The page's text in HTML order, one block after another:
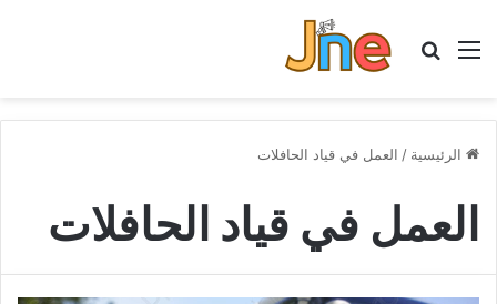
القائمة بحث عن
الرئيسية / العمل في قياد الحافلات
العمل في قياد الحافلات